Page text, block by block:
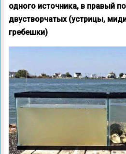
одного источника, в правый
двустворчатых (устрицы,
гребешки)